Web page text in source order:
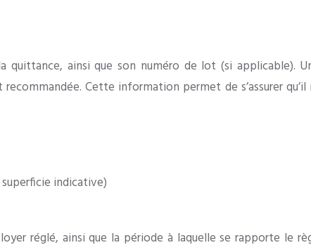
quittance, ainsi que son numéro de lot (si applicable).
Cette information permet de s’assurer
indicative)
réglé, ainsi que la période à laquelle se rapporte le